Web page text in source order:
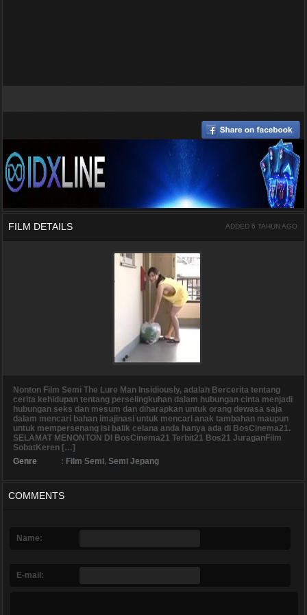
FILM DETAILS ADDED 6 TAHUN AGO
Nonton Film Semi The Lure Man Insidiously, adalah Bercerita tentang
cerita kehidupan tentang perselingkuhan dalam hubungan cinta menjadi
hubungan seks dan mesum dan diharapkan untuk orang dewasa saja
dalam mencari bahan imajinasi untuk mencari anak tambahan maupun
untuk mempersenang isi balik celana anda hanya ada di BosCinema21.
SELAMAT MENONTON DI BosCinema21 Terbit21 Bos21 JuraganFilm
SobatKeren […]
Genre
: Film Semi, Semi Jepang
COMMENTS
Name:
E-mail: